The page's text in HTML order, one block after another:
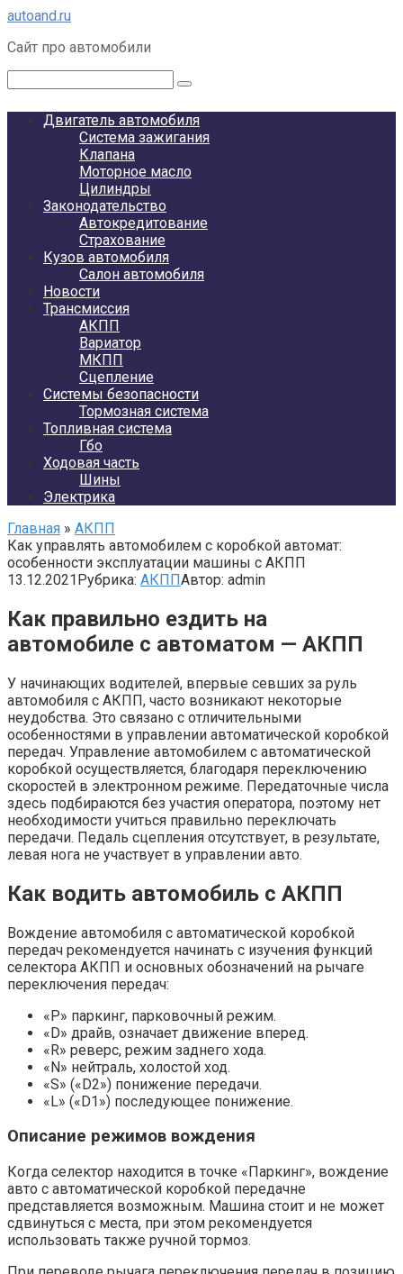
Перейти
контенту
autoand.ru
Сайт про автомобили
Двигатель автомобиля
Система зажигания
Клапана
Моторное масло
Цилиндры
Законодательство
Автокредитование
Страхование
Кузов автомобиля
Салон автомобиля
Новости
Трансмиссия
АКПП
Вариатор
МКПП
Сцепление
Системы безопасности
Тормозная система
Топливная система
Гбо
Ходовая часть
Шины
Электрика
Главная » АКПП
Как управлять автомобилем с коробкой автомат:
особенности эксплуатации машины с АКПП
13.12.2021Рубрика: АКППАвтор: admin
Как правильно ездить на
автомобиле с автоматом — АКПП
У начинающих водителей, впервые севших за руль
автомобиля с АКПП, часто возникают некоторые
неудобства. Это связано с отличительными
особенностями в управлении автоматической коробкой
передач. Управление автомобилем с автоматической
коробкой осуществляется, благодаря переключению
скоростей в электронном режиме. Передаточные числа
здесь подбираются без участия оператора, поэтому нет
необходимости учиться правильно переключать
передачи. Педаль сцепления отсутствует, в результате,
левая нога не участвует в управлении авто.
Как водить автомобиль с АКПП
Вождение автомобиля с автоматической коробкой
передач рекомендуется начинать с изучения функций
селектора АКПП и основных обозначений на рычаге
переключения передач:
«Р» паркинг, парковочный режим.
«D» драйв, означает движение вперед.
«R» реверс, режим заднего хода.
«N» нейтраль, холостой ход.
«S» («D2») понижение передачи.
«L» («D1») последующее понижение.
Описание режимов вождения
Когда селектор находится в точке «Паркинг», вождение
авто с автоматической коробкой передачне
представляется возможным. Машина стоит и не может
сдвинуться с места, при этом рекомендуется
использовать также ручной тормоз.